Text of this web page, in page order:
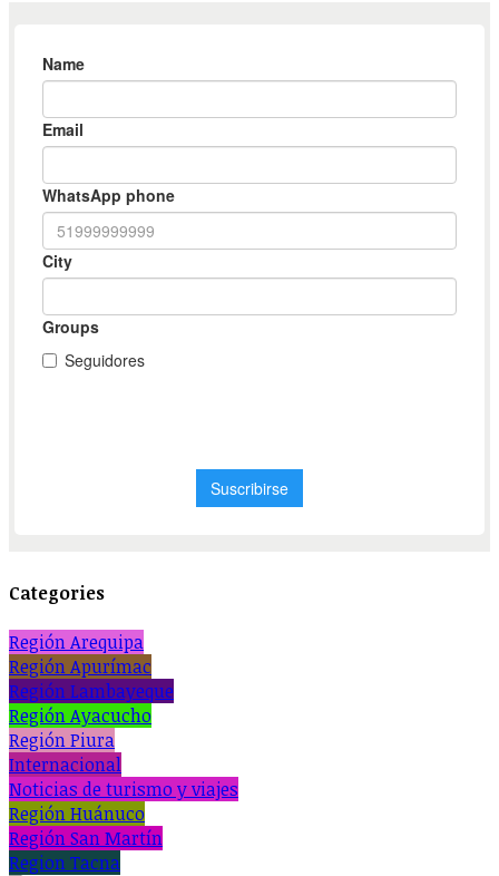
Categories
Región Arequipa
Región Apurímac
Región Lambayeque
Región Ayacucho
Región Piura
Internacional
Noticias de turismo y viajes
Región Huánuco
Región San Martín
Region Tacna